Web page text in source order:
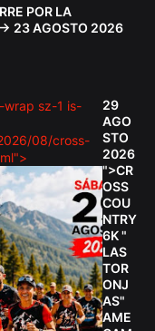
POR LA
23 AGOSTO 2026
wrap sz-1 is-
08/cross-
29
AGO
STO
2026
">CR
OSS
COU
NTRY
6K "
LAS
TOR
ONJ
AS"
AME